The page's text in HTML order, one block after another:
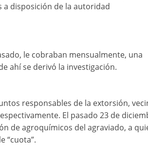
a disposición de la autoridad
le cobraban mensualmente, una
ahí se derivó la investigación.
responsables de la extorsión,
El pasado 23 de
de agroquímicos del agraviado, a
“cuota”.